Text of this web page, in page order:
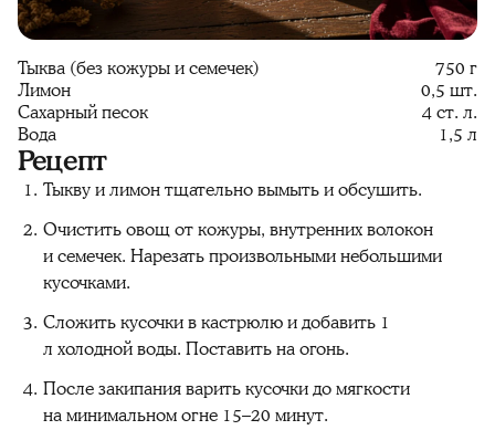
Тыква (без кожуры и семечек)
750 г
Лимон
0,5 шт.
Сахарный песок
4 ст. л.
Вода
1,5 л
Рецепт
Тыкву и лимон тщательно вымыть и обсушить.
Очистить овощ от кожуры, внутренних волокон
и семечек. Нарезать произвольными небольшими
кусочками.
Сложить кусочки в кастрюлю и добавить 1
л холодной воды. Поставить на огонь.
После закипания варить кусочки до мягкости
на минимальном огне 15–20 минут.